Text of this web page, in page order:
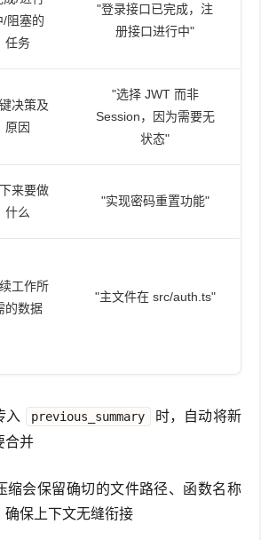
/阻塞的
任务
"登录接口已完成，注
册接口进行中"
决策及
原因
"选择 JWT 而非
Session，因为需要无
状态"
来要做
什么
"实现密码重置功能"
工作所
的数据
"主文件在 src/auth.ts"
入 previous_summary
时，自动将新
合并
缩会保留确切的文件路径、函数名称
确保上下文无缝衔接